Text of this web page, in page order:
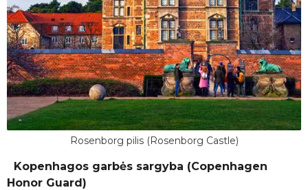
Rosenborg pilis (Rosenborg Castle)
Kopenhagos garbės sargyba (Copenhagen
Honor Guard)